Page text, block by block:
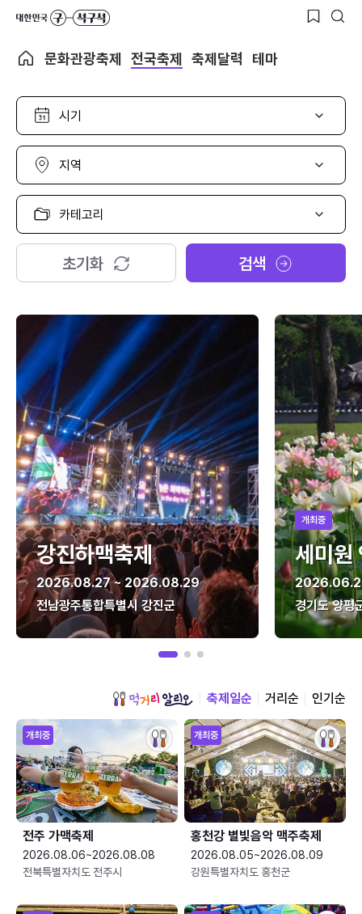
문화관광축제 전국축제 축제달력 테마
시
선
택
지
선
택
카
고
리
택
초기화 검색
강진하맥축제
2026.08.27 ~ 2026.08.29
전남광주통합특별시 강진군
개최중
세미원
경기도 양평
축제일순 거리순 인기순
개최중
전주 가맥축제
2026.08.06~2026.08.08
전북특별자치도 전주시
개최중
홍천강 별빛음악 맥주축제
2026.08.05~2026.08.09
강원특별자치도 홍천군